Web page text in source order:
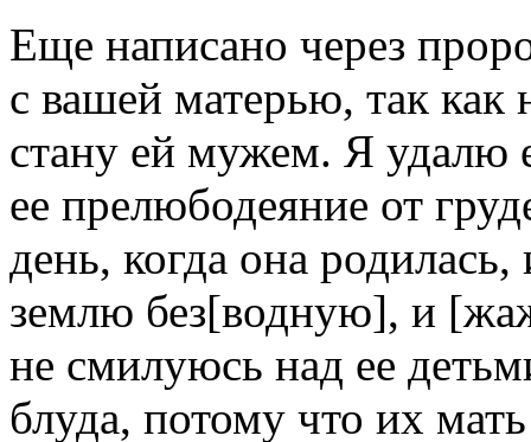
Еще написано через
с вашей матерью, так
стану ей мужем. Я удалю
ее прелюбодеяние от
день, когда она
землю без[водную], и
не смилуюсь над ее
блуда, потому что их